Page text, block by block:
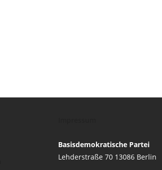
Basisdemokratische Partei
Lehderstraße 70 13086 Berlin